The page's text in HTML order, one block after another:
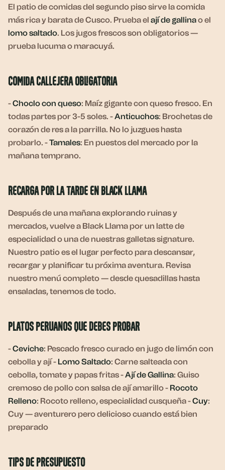
El patio de comidas del segundo piso sirve la comida
más rica y barata de Cusco. Prueba el ají de gallinao el
lomo saltado. Los jugos frescos son obligatorios —
prueba lucuma o maracuyá.
Comida Callejera Obligatoria
-Choclo con queso: Maíz gigante con queso fresco. En
todas partes por 3-5 soles. -Anticuchos: Brochetas de
corazón de res a la parrilla. No lo juzgues hasta
probarlo. -Tamales: En puestos del mercado por la
mañana temprano.
Recarga por la Tarde en Black Llama
Después de una mañana explorando ruinas y
mercados, vuelve a Black Llama por un latte de
especialidad o una de nuestras galletas signature.
Nuestro patio es el lugar perfecto para descansar,
recargar y planificar tu próxima aventura. Revisa
nuestro menú completo — desde quesadillas hasta
ensaladas, tenemos de todo.
Platos Peruanos que Debes Probar
-Ceviche: Pescado fresco curado en jugo de limón con
cebolla y ají - Lomo Saltado: Carne salteada con
cebolla, tomate y papas fritas -Ají de Gallina: Guiso
cremoso de pollo con salsa de ají amarillo - Rocoto
Relleno: Rocoto relleno, especialidad cusqueña -Cuy:
Cuy — aventurero pero delicioso cuando está bien
preparado
Tips de Presupuesto